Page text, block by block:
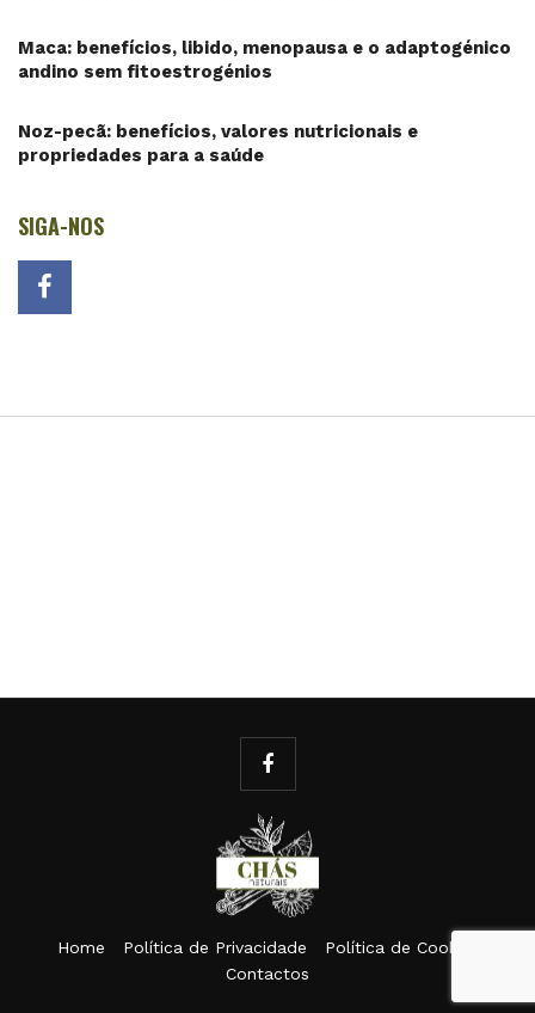
Maca: benefícios, libido, menopausa e o adaptogénico
andino sem fitoestrogénios
Noz-pecã: benefícios, valores nutricionais e
propriedades para a saúde
SIGA-NOS
Home Política de Privacidade
Política de Cookies
Contactos